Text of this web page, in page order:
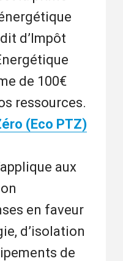
d’Impôt
de 100€
ressources.
(Eco PTZ)
aux
en faveur
d’isolation
de